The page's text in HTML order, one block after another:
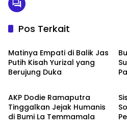
Pos Terkait
Metro
Matinya Empati di Balik Jas
Putih Kisah Yurizal yang
Berujung Duka
Metro
AKP Dodie Ramaputra
Tinggalkan Jejak Humanis
di Bumi La Temmamala
Metro